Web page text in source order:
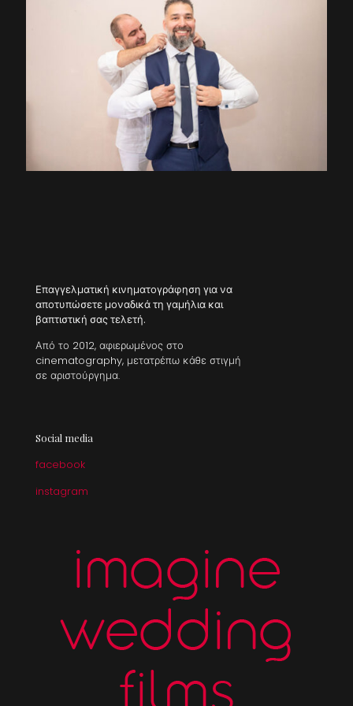
Επαγγελματική κινηματογράφηση για να
αποτυπώσετε μοναδικά τη γαμήλια και
βαπτιστική σας τελετή.
Από το 2012, αφιερωμένος στο
cinematography, μετατρέπω κάθε στιγμή
σε αριστούργημα.
Social media
facebook
instagram